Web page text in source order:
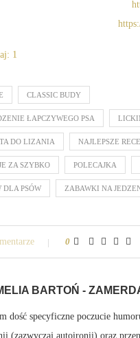
1
CLASSIC BUDY
ŁAPCZYWEGO PSA
DO LIZANIA NAJLEPSZE
ZA SZYBKO POLECAJKA
DLA PSÓW ZABAWKI NA
0
BARTOŃ -
dość specyficzne poczucie
(zazwyczaj autoironii) oraz